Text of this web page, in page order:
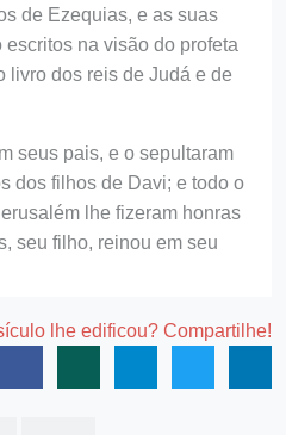
de Ezequias, e as suas
na visão do profeta
livro dos reis de Judá e de
seus pais, e o sepultaram
dos filhos de Davi; e todo o
lhe fizeram honras
seu filho, reinou em seu
lhe edificou? Compartilhe!